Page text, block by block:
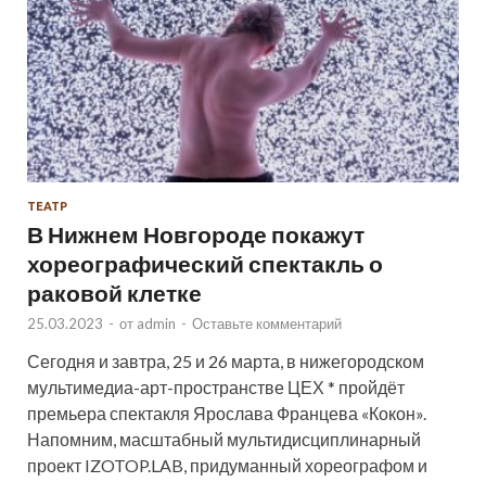
ТЕАТР
В Нижнем Новгороде покажут
хореографический спектакль о
раковой клетке
25.03.2023 - от admin - Оставьте комментарий
Сегодня и завтра, 25 и 26 марта, в нижегородском
мультимедиа-арт-пространстве ЦЕХ * пройдёт
премьера спектакля Ярослава Францева «Кокон».
Напомним, масштабный мультидисциплинарный
проект IZOTOP.LAB, придуманный хореографом и